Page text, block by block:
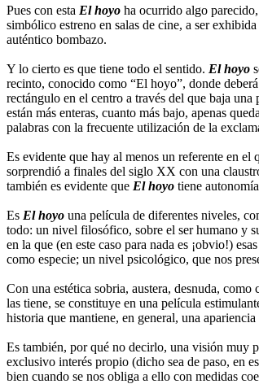
Pues con esta El hoyo ha ocurrido algo
simbólico estreno en salas de cine, a ser
auténtico bombazo.
Y lo cierto es que tiene todo el sentido. El hoyo
recinto, conocido como “El hoyo”, donde
rectángulo en el centro a través del que baja
están más enteras, cuanto más bajo, apenas
palabras con la frecuente utilización de la
Es evidente que hay al menos un referente en
sorprendió a finales del siglo XX con una
también es evidente que El hoyo tiene
Es El hoyo una película de diferentes niveles,
todo: un nivel filosófico, sobre el ser humano y
en la que (en este caso para nada es ¡obvio!)
como especie; un nivel psicológico, que nos
Con una estética sobria, austera, desnuda,
las tiene, se constituye en una película
historia que mantiene, en general, una
Es también, por qué no decirlo, una visión muy
exclusivo interés propio (dicho sea de paso, en
bien cuando se nos obliga a ello con medidas